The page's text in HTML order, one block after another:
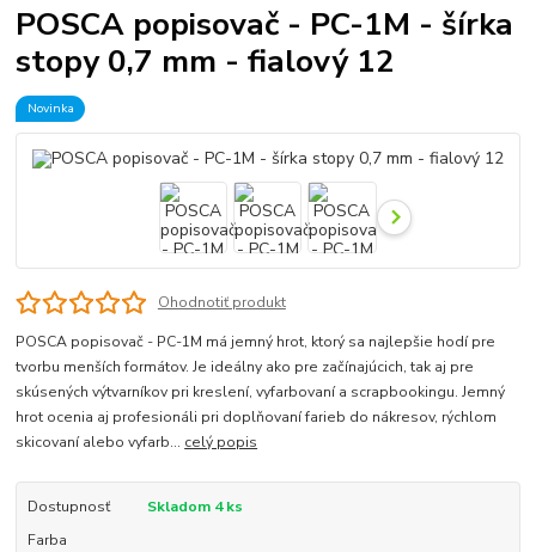
POSCA popisovač - PC-1M - šírka
stopy 0,7 mm - fialový 12
Novinka
Ohodnotiť produkt
POSCA popisovač - PC-1M má jemný hrot, ktorý sa najlepšie hodí pre
tvorbu menších formátov. Je ideálny ako pre začínajúcich, tak aj pre
skúsených výtvarníkov pri kreslení, vyfarbovaní a scrapbookingu. Jemný
hrot ocenia aj profesionáli pri doplňovaní farieb do nákresov, rýchlom
skicovaní alebo vyfarb... celý popis
Dostupnosť
Skladom 4 ks
Farba